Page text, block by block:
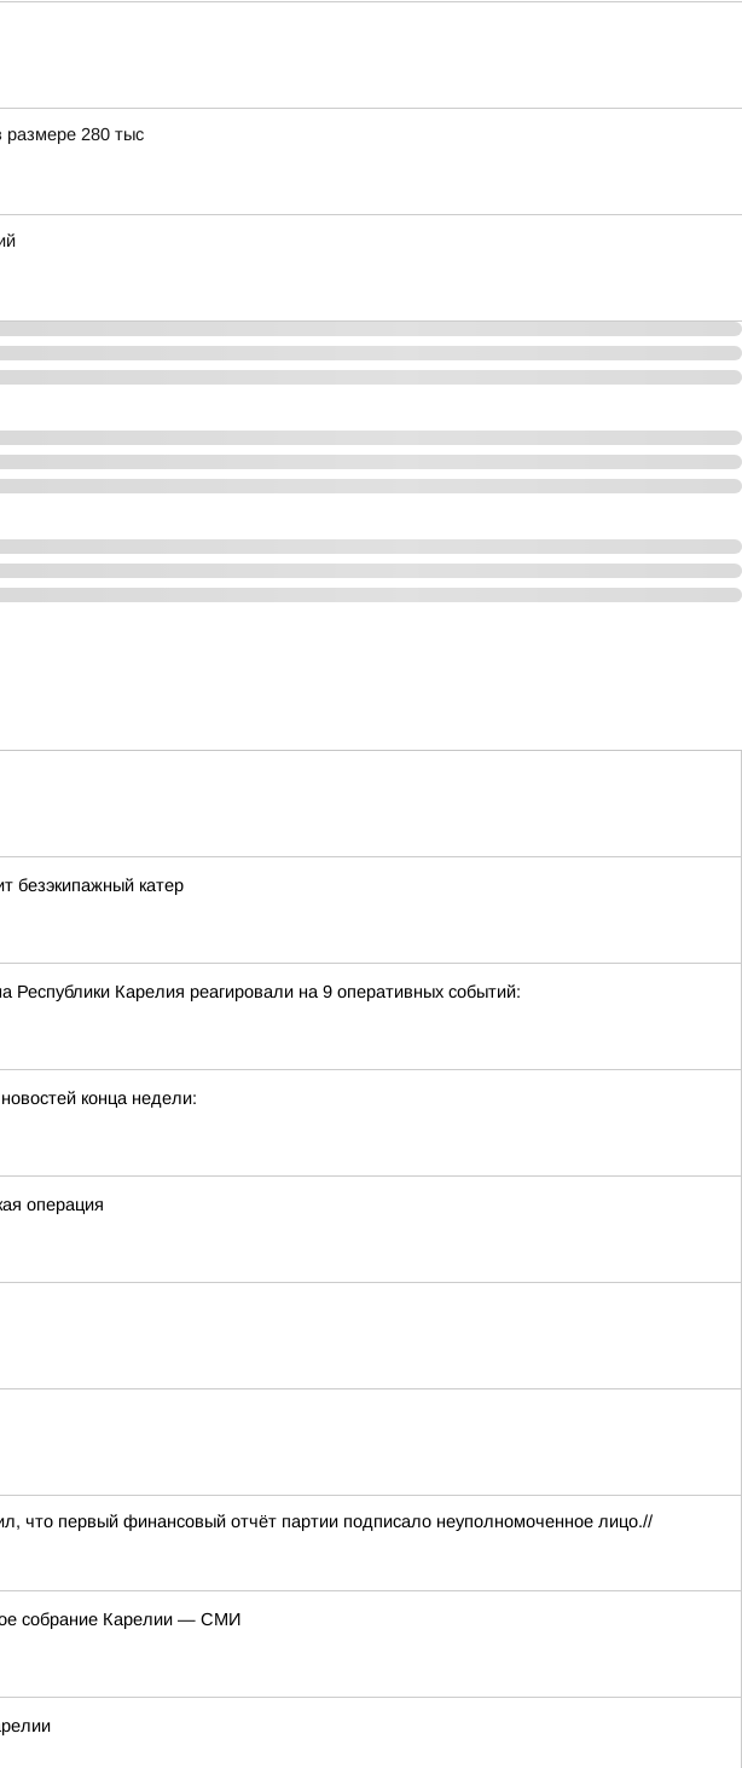
размере 280 тыс
безэкипажный катер
Республики Карелия реагировали на 9 оперативных событий:
конца недели:
операция
что первый финансовый отчёт партии подписало неуполномоченное лицо.//
собрание Карелии — СМИ